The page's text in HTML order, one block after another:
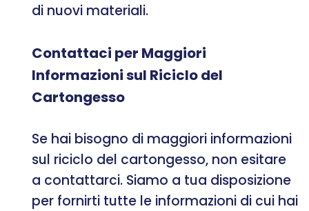
di nuovi materiali.
Contattaci per Maggiori
Informazioni sul Riciclo del
Cartongesso
Se hai bisogno di maggiori informazioni
sul riciclo del cartongesso, non esitare
a contattarci. Siamo a tua disposizione
per fornirti tutte le informazioni di cui hai